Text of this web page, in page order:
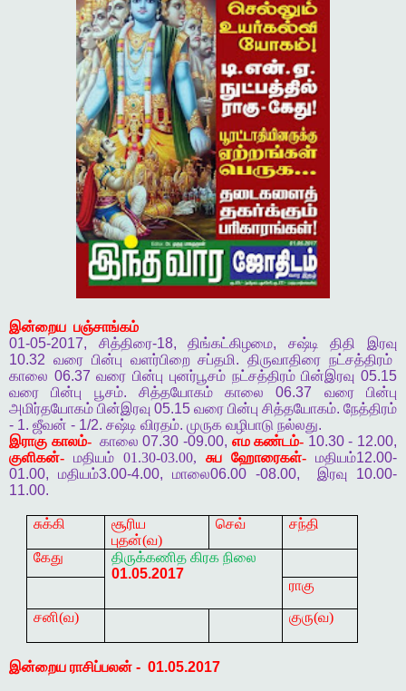
இன்றைய பஞ்சாங்கம்
01-05-2017, சித்திரை-18,திங்கட்கிழமை, சஷ்டி திதி
இரவு
10.32 வரை பின்பு வளர்பிறை சப்தமி.திருவாதிரை நட்சத்திரம்
காலை 06.37வரை பின்பு புனர்பூசம் நட்சத்திரம் பின்இரவு 05.15
வரை
பின்பு பூசம். சித்தயோகம் காலை 06.37 வரை
பின்பு
அமிர்தயோகம் பின்இரவு 05.15 வரை பின்பு சித்தயோகம். நேத்திரம்
- 1. ஜீவன் - 1/2. சஷ்டி விரதம். முருக வழிபாடு நல்லது.
இராகு காலம்- காலை 07.30 -09.00, எம கண்டம்- 10.30 - 12.00,
குளிகன்- மதியம் 01.30-03.00, சுப ஹோரைகள்- மதியம்12.00-
01.00, மதியம்3.00-4.00, மாலை06.00 -08.00, இரவு 10.00-
11.00.
சுக்கி
சூரிய
புதன்(வ)
செவ் சந்தி
கேது திருக்கணித கிரக நிலை
01.05.2017
ராகு
சனி(வ) குரு(வ)
இன்றைய ராசிப்பலன் - 01.05.2017